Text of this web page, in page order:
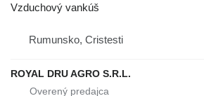
Vzduchový vankúš
Rumunsko, Cristesti
ROYAL DRU AGRO S.R.L.